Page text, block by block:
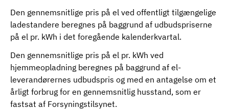
Den gennemsnitlige pris på el ved offentligt tilgængelige
ladestandere beregnes på baggrund af udbudspriserne
på el pr. kWh i det foregående kalenderkvartal.
Den gennemsnitlige pris på el pr. kWh ved
hjemmeopladning beregnes på baggrund af el-
leverandørernes udbudspris og med en antagelse om et
årligt forbrug for en gennemsnitlig husstand, som er
fastsat af Forsyningstilsynet.